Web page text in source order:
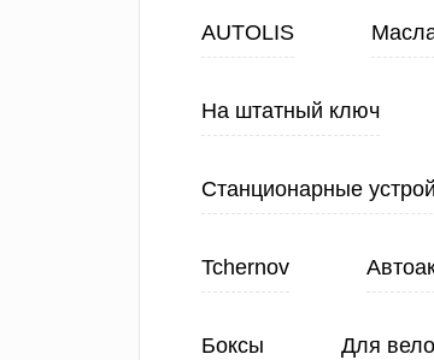
AUTOLIS
На штатный ключ
Станционарные
Tchernov
Боксы Для